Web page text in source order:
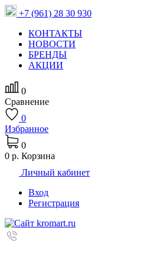
+7 (961) 28 30 930
КОНТАКТЫ
НОВОСТИ
БРЕНДЫ
АКЦИИ
0
Сравнение
0
Избранное
0
0 р. Корзина
Личный кабинет
Вход
Регистрация